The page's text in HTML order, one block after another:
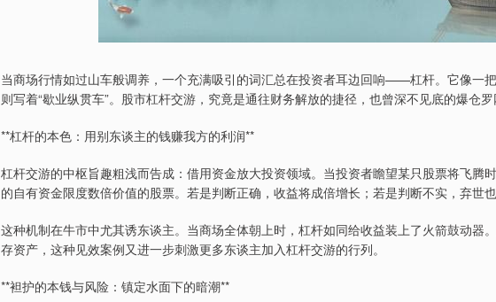
当商场行情如过山车般调养，一个充满吸引的词汇总在投资者耳边回响——杠杆。它像一
则写着“歇业纵贯车”。股市杠杆交游，究竟是通往财务解放的捷径，也曾深不见底的爆仓罗
**杠杆的本色：用别东谈主的钱赚我方的利润**
杠杆交游的中枢旨趣粗浅而告成：借用资金放大投资领域。当投资者瞻望某只股票将飞腾
的自有资金限度数倍价值的股票。若是判断正确，收益将成倍增长；若是判断不实，弃世也
这种机制在牛市中尤其诱东谈主。当商场全体朝上时，杠杆如同给收益装上了火箭鼓动器
存资产，这种见效案例又进一步刺激更多东谈主加入杠杆交游的行列。
**袒护的本钱与风险：镇定水面下的暗潮**